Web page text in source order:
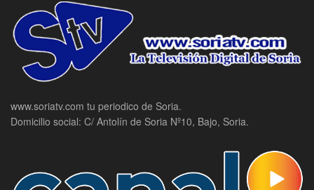
www.soriatv.com tu periodico de Soria.
Domicilio social: C/ Antolín de Soria Nº10, Bajo, Soria.